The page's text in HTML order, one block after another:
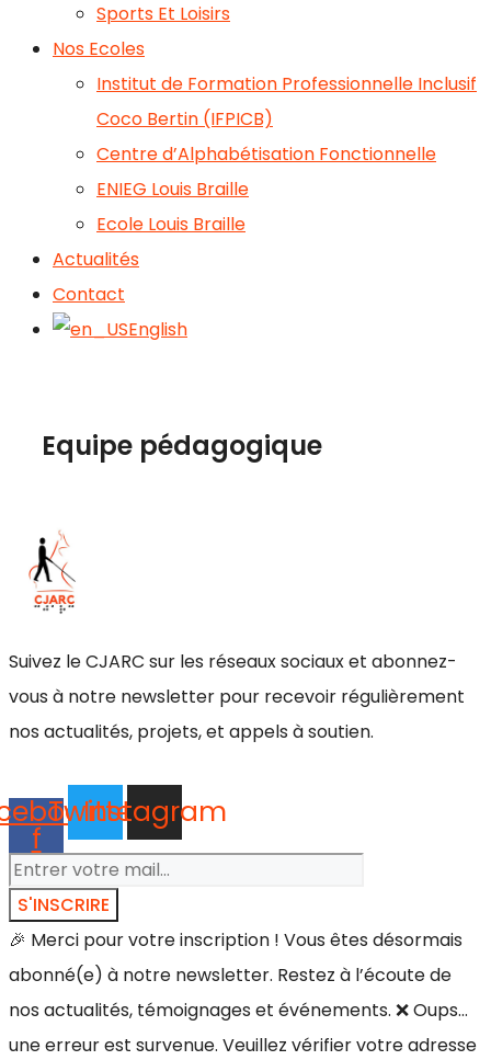
Sports Et Loisirs
Nos Ecoles
Institut de Formation Professionnelle Inclusif
Coco Bertin (IFPICB)
Centre d’Alphabétisation Fonctionnelle
ENIEG Louis Braille
Ecole Louis Braille
Actualités
Contact
English
Equipe pédagogique
Suivez le CJARC sur les réseaux sociaux et abonnez-
vous à notre newsletter pour recevoir régulièrement
nos actualités, projets, et appels à soutien.
f
Twitter
Instagram
S'INSCRIRE
🎉 Merci pour votre inscription ! Vous êtes désormais
abonné(e) à notre newsletter. Restez à l’écoute de
nos actualités, témoignages et événements. ❌ Oups…
une erreur est survenue. Veuillez vérifier votre adresse